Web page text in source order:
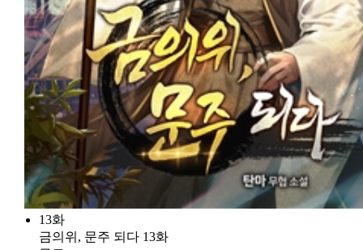
13화
금의위, 문주 되다 13화